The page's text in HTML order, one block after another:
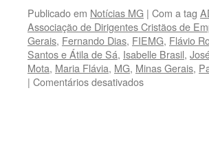
Publicado em Notícias MG | Com a tag
Associação de Dirigentes Cristãos de
Gerais, Fernando Dias, FIEMG, Flávio
Santos e Átila de Sá, Isabelle Brasil,
Mota, Maria Flávia, MG, Minas Gerais,
| Comentários desativadosem